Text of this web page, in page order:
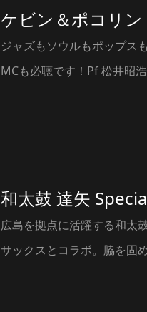
ケビン＆ポコリ
ジャズもソウルもポップス
MCも必聴です！Pf 松井昭
和太鼓 達矢
広島を拠点に活躍する和太
サックスとコラボ。脇を固